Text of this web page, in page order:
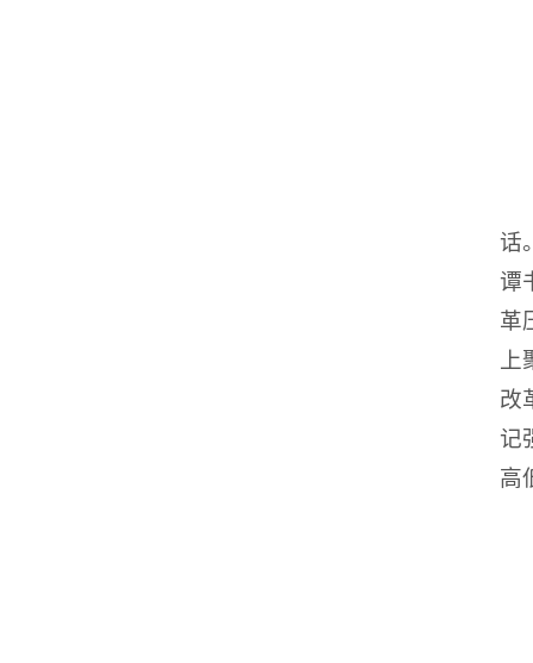
话
谭
革
上
改
记
高